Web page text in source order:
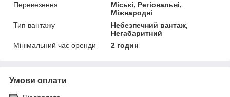
Перевезення
Міські, Регіональні,
Міжнародні
Тип вантажу
Небезпечний вантаж,
Негабаритний
Мінімальний час оренди
2 годин
Умови оплати